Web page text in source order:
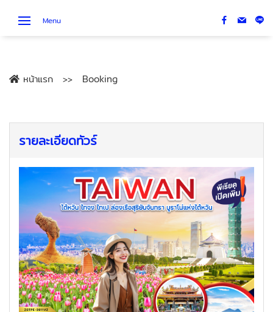
Menu
หน้าแรก Booking
รายละเอียดทัวร์